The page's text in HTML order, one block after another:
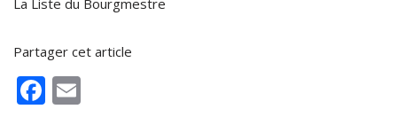
La Liste du Bourgmestre
Partager cet article
F